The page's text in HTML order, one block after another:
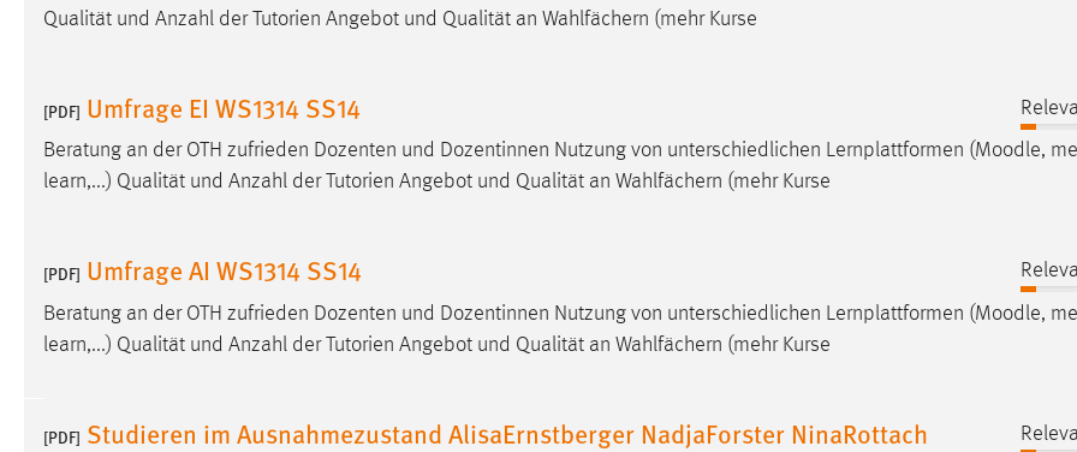
Qualität und Anzahl der Tutorien Angebot und Qualität an Wahlfächern (mehr Kurse
[PDF] Umfrage EI WS1314 SS14
Beratung an der OTH zufrieden Dozenten und Dozentinnen Nutzung von unterschiedlichen Lernplattformen (Moodle,
learn,...) Qualität und Anzahl der Tutorien Angebot und Qualität an Wahlfächern (mehr Kurse
[PDF] Umfrage AI WS1314 SS14
Beratung an der OTH zufrieden Dozenten und Dozentinnen Nutzung von unterschiedlichen Lernplattformen (Moodle,
learn,...) Qualität und Anzahl der Tutorien Angebot und Qualität an Wahlfächern (mehr Kurse
[PDF] Studieren im Ausnahmezustand AlisaErnstberger NadjaForster NinaRottach
Cookie Laufzeit: 1 Jahr
Performance
Name: staticfilecache
Zweck:
Für performante Seitenauslieferung wird
Sprachpräferenz
Sprache der Website.